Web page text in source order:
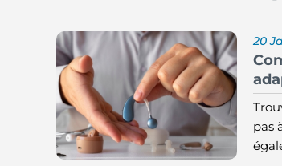
20
pas